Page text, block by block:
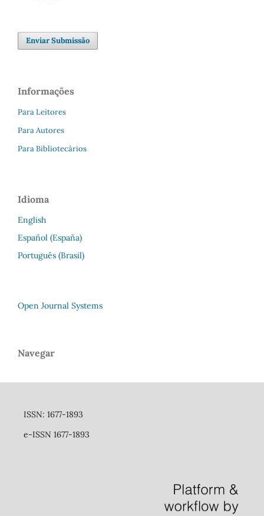
Enviar Submissão
Informações
Para Leitores
Para Autores
Para Bibliotecários
Idioma
English
Español (España)
Português (Brasil)
Open Journal Systems
Navegar
ISSN: 1677-1893
e-ISSN 1677-1893